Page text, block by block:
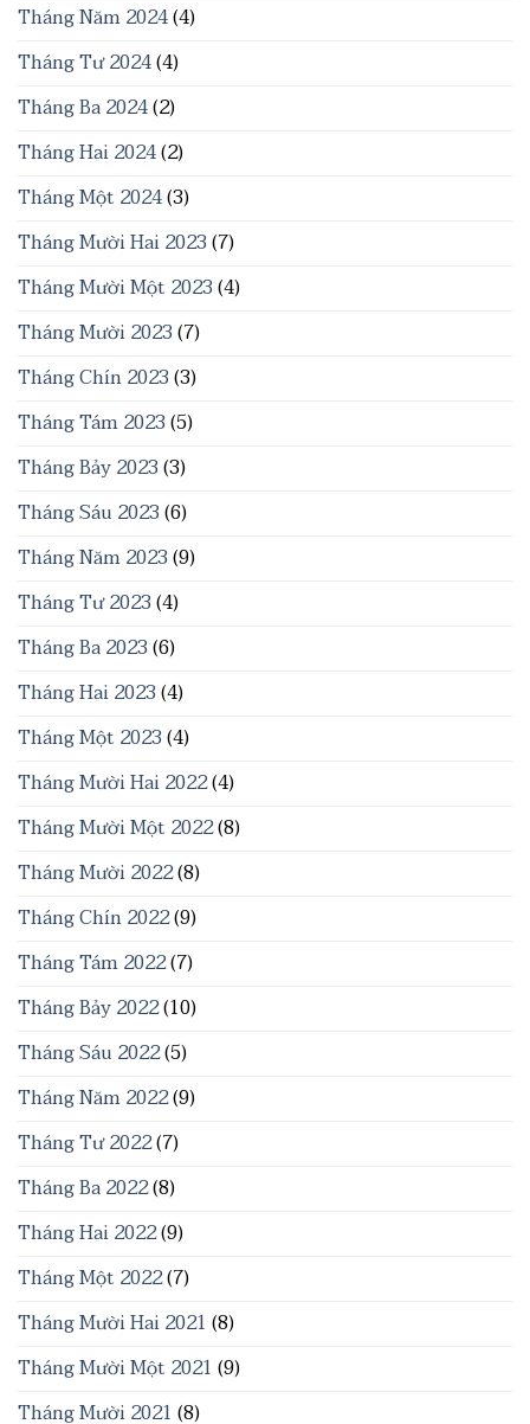
Tháng Năm 2024(4)
Tháng Tư 2024(4)
Tháng Ba 2024(2)
Tháng Hai 2024(2)
Tháng Một 2024(3)
Tháng Mười Hai 2023(7)
Tháng Mười Một 2023(4)
Tháng Mười 2023(7)
Tháng Chín 2023(3)
Tháng Tám 2023(5)
Tháng Bảy 2023(3)
Tháng Sáu 2023(6)
Tháng Năm 2023(9)
Tháng Tư 2023(4)
Tháng Ba 2023(6)
Tháng Hai 2023(4)
Tháng Một 2023(4)
Tháng Mười Hai 2022(4)
Tháng Mười Một 2022(8)
Tháng Mười 2022(8)
Tháng Chín 2022(9)
Tháng Tám 2022(7)
Tháng Bảy 2022(10)
Tháng Sáu 2022(5)
Tháng Năm 2022(9)
Tháng Tư 2022(7)
Tháng Ba 2022(8)
Tháng Hai 2022(9)
Tháng Một 2022(7)
Tháng Mười Hai 2021 (8)
Tháng Mười Một 2021 (9)
Tháng Mười 2021 (8)